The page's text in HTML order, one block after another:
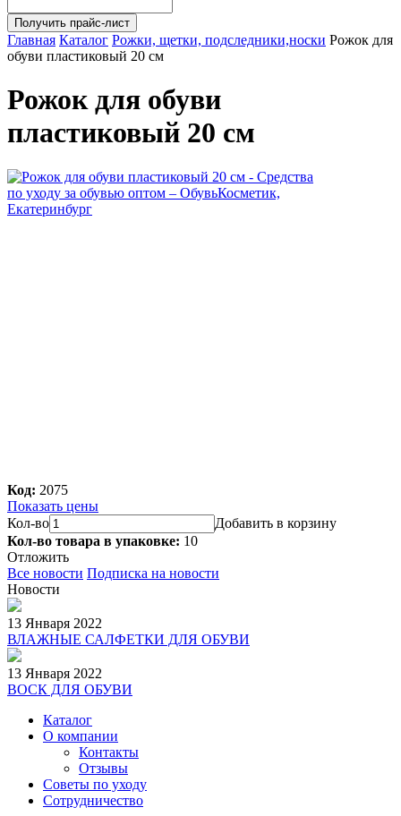
Главная Каталог Рожки, щетки, подследники,носки Рожок для
обуви пластиковый 20 см
Рожок для обуви
пластиковый 20 см
Код: 2075
Показать цены
Кол-во
Добавить в корзину
Кол-во товара в упаковке: 10
Отложить
Все новости Подписка на новости
Новости
13 Января 2022
ВЛАЖНЫЕ САЛФЕТКИ ДЛЯ ОБУВИ
13 Января 2022
ВОСК ДЛЯ ОБУВИ
Каталог
О компании
Контакты
Отзывы
Советы по уходу
Сотрудничество